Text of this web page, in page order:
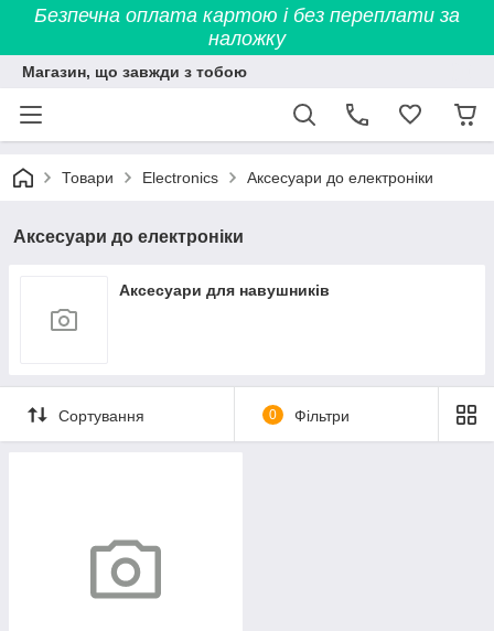
Безпечна оплата картою і без переплати за
наложку
Магазин, що завжди з тобою
Товари Electronics Аксесуари до електроніки
Аксесуари до електроніки
Аксесуари для навушників
Сортування 0 Фільтри